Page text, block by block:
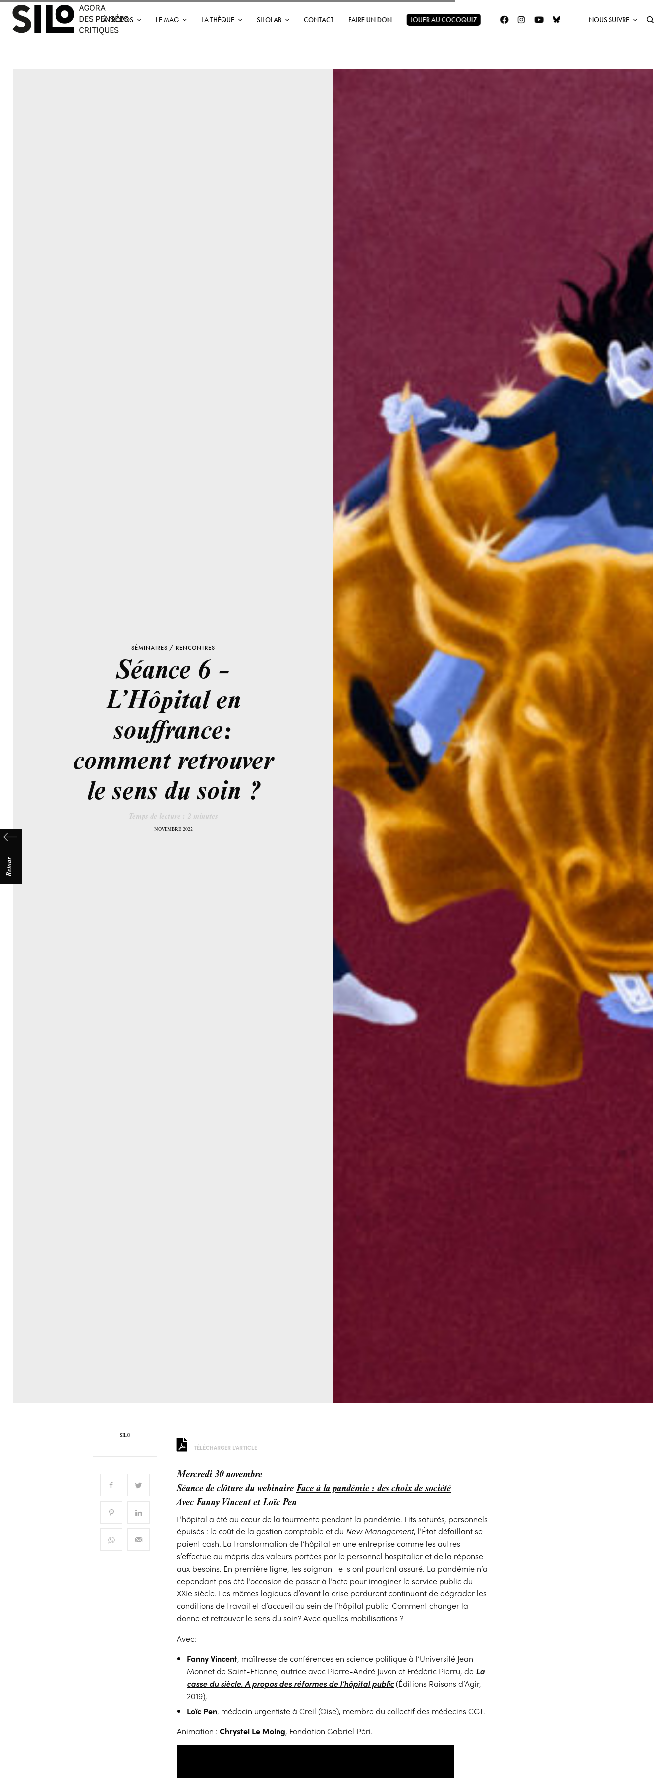
À PROPOS LE MAG LA THÈQUE SILOLAB CONTACT FAIRE UN DON JOUER AU COCOQUIZ NOUS SUIVRE
Retour
SÉMINAIRES / RENCONTRES
Séance 6 –
L’Hôpital en
souffrance:
comment retrouver
le sens du soin ?
Temps de lecture : 2 minutes
NOVEMBRE 2022
SILO
TÉLÉCHARGER L'ARTICLE
Mercredi 30 novembre
Séance de clôture du webinaire Face à la pandémie : des choix de société
Avec Fanny Vincent et Loïc Pen
L’hôpital a été au cœur de la tourmente pendant la pandémie. Lits saturés, personnels
épuisés : le coût de la gestion comptable et du New Management, l’État défaillant se
paient cash. La transformation de l’hôpital en une entreprise comme les autres
s’effectue au mépris des valeurs portées par le personnel hospitalier et de la réponse
aux besoins. En première ligne, les soignant-e-s ont pourtant assuré. La pandémie n’a
cependant pas été l’occasion de passer à l’acte pour imaginer le service public du
XXIe siècle. Les mêmes logiques d’avant la crise perdurent continuant de dégrader les
conditions de travail et d’accueil au sein de l’hôpital public. Comment changer la
donne et retrouver le sens du soin? Avec quelles mobilisations ?
Avec:
Fanny Vincent, maîtresse de conférences en science politique à l’Université Jean
Monnet de Saint-Etienne, autrice avec Pierre-André Juven et Frédéric Pierru, de La
casse du siècle. A propos des réformes de l’hôpital public(Éditions Raisons d’Agir,
2019),
Loïc Pen, médecin urgentiste à Creil (Oise), membre du collectif des médecins CGT.
Animation :Chrystel Le Moing, Fondation Gabriel Péri.